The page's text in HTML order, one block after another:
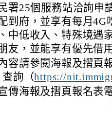
署25個服務站洽詢申
到府，並享有每月4G
中低收入、特殊境遇
友，並能享有優先借
容請參閱海報及摺頁
查詢（https://
傳海報及摺頁報名表